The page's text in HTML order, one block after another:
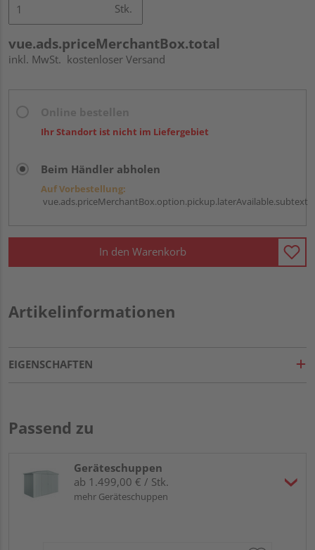
Stk.
vue.ads.priceMerchantBox.total
inkl. MwSt. kostenloser Versand
Ihr Standort ist nicht im Liefergebiet
Beim Händler abholen
Auf Vorbestellung:
vue.ads.priceMerchantBox.option.pickup.laterAvailable.subtext
In den Warenkorb
Artikelinformationen
EIGENSCHAFTEN
Passend zu
Geräteschuppen
ab 1.499,00 € / Stk.
mehr Geräteschuppen